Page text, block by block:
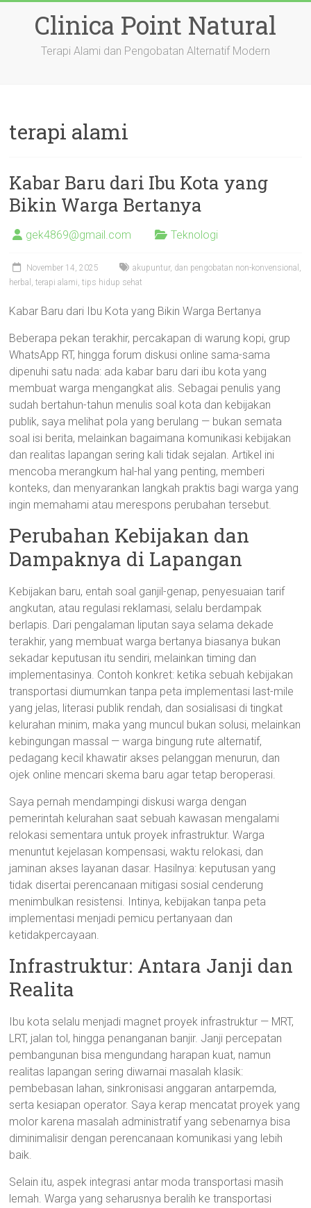
contentClinica Point Natural
Terapi Alami dan Pengobatan Alternatif Modern
terapi alami
Kabar Baru dari Ibu Kota yang
Bikin Warga Bertanya
gek4869@gmail.com Teknologi
November 14, 2025 akupuntur, dan pengobatan non-konvensional ,
herbal ,terapi alami,tips hidup sehat
Kabar Baru dari Ibu Kota yang Bikin Warga Bertanya
Beberapa pekan terakhir, percakapan di warung kopi, grup
WhatsApp RT, hingga forum diskusi online sama-sama
dipenuhi satu nada: ada kabar baru dari ibu kota yang
membuat warga mengangkat alis. Sebagai penulis yang
sudah bertahun-tahun menulis soal kota dan kebijakan
publik, saya melihat pola yang berulang — bukan semata
soal isi berita, melainkan bagaimana komunikasi kebijakan
dan realitas lapangan sering kali tidak sejalan. Artikel ini
mencoba merangkum hal-hal yang penting, memberi
konteks, dan menyarankan langkah praktis bagi warga yang
ingin memahami atau merespons perubahan tersebut.
Perubahan Kebijakan dan
Dampaknya di Lapangan
Kebijakan baru, entah soal ganjil-genap, penyesuaian tarif
angkutan, atau regulasi reklamasi, selalu berdampak
berlapis. Dari pengalaman liputan saya selama dekade
terakhir, yang membuat warga bertanya biasanya bukan
sekadar keputusan itu sendiri, melainkan timing dan
implementasinya. Contoh konkret: ketika sebuah kebijakan
transportasi diumumkan tanpa peta implementasi last-mile
yang jelas, literasi publik rendah, dan sosialisasi di tingkat
kelurahan minim, maka yang muncul bukan solusi, melainkan
kebingungan massal — warga bingung rute alternatif,
pedagang kecil khawatir akses pelanggan menurun, dan
ojek online mencari skema baru agar tetap beroperasi.
Saya pernah mendampingi diskusi warga dengan
pemerintah kelurahan saat sebuah kawasan mengalami
relokasi sementara untuk proyek infrastruktur. Warga
menuntut kejelasan kompensasi, waktu relokasi, dan
jaminan akses layanan dasar. Hasilnya: keputusan yang
tidak disertai perencanaan mitigasi sosial cenderung
menimbulkan resistensi. Intinya, kebijakan tanpa peta
implementasi menjadi pemicu pertanyaan dan
ketidakpercayaan.
Infrastruktur: Antara Janji dan
Realita
Ibu kota selalu menjadi magnet proyek infrastruktur — MRT,
LRT, jalan tol, hingga penanganan banjir. Janji percepatan
pembangunan bisa mengundang harapan kuat, namun
realitas lapangan sering diwarnai masalah klasik:
pembebasan lahan, sinkronisasi anggaran antarpemda,
serta kesiapan operator. Saya kerap mencatat proyek yang
molor karena masalah administratif yang sebenarnya bisa
diminimalisir dengan perencanaan komunikasi yang lebih
baik.
Selain itu, aspek integrasi antar moda transportasi masih
lemah. Warga yang seharusnya beralih ke transportasi